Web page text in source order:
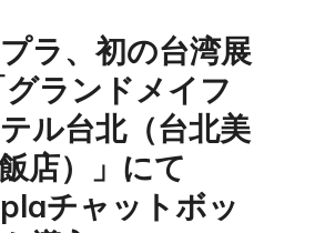
ラ、初の台湾展
ランドメイフ
ル台北（台北美
店）」にて
チャットボッ